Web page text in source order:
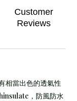
Customer
Reviews
相當出色的透氣性
，防風防水